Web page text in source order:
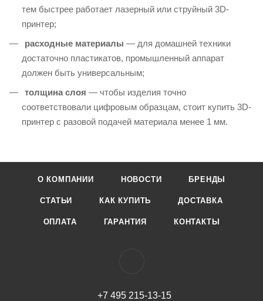
тем быстрее работает лазерный или струйный 3D-
принтер;
расходные материалы — для домашней техники
достаточно пластикатов, промышленный аппарат
должен быть универсальным;
толщина слоя — чтобы изделия точно
соответствовали цифровым образцам, стоит купить 3D-
принтер с разовой подачей материала менее 1 мм.
О КОМПАНИИ НОВОСТИ БРЕНДЫ
СТАТЬИ КАК КУПИТЬ ДОСТАВКА
ОПЛАТА ГАРАНТИЯ КОНТАКТЫ
+7 495 215-13-15